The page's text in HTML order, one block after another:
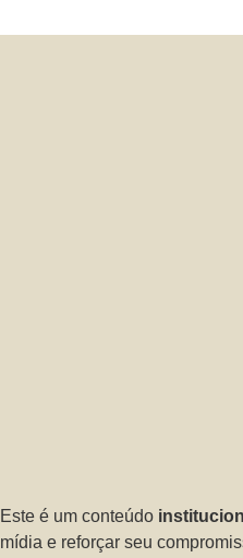
Este é um conteúdo
mídia e reforçar seu